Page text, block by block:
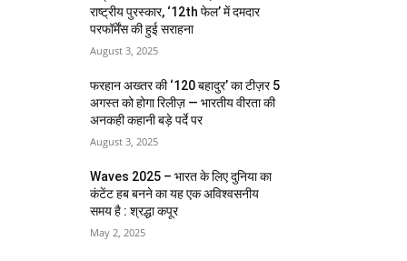
राष्ट्रीय पुरस्कार, ‘12th फेल’ में दमदार
परफॉर्मेंस की हुई सराहना
August 3, 2025
फरहान अख्तर की ‘120 बहादुर’ का टीज़र 5
अगस्त को होगा रिलीज़ — भारतीय वीरता की
अनकही कहानी बड़े पर्दे पर
August 3, 2025
Waves 2025 – भारत के लिए दुनिया का
कंटेंट हब बनने का यह एक अविश्वसनीय
समय है : श्रद्धा कपूर
May 2, 2025